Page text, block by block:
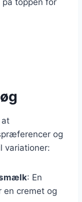
at
og
variationer:
: En
en cremet og